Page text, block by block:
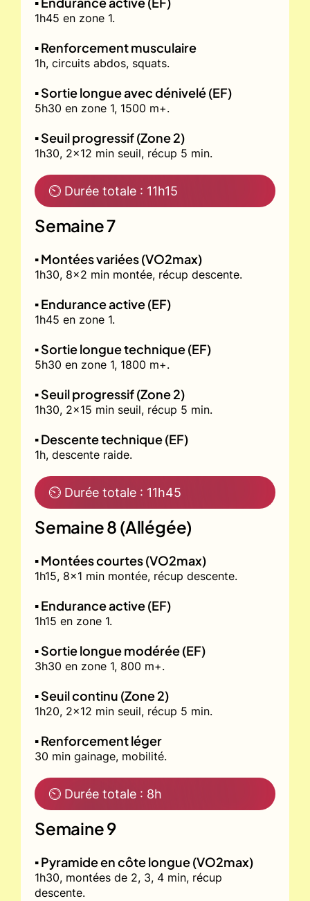
1h45 en zone 1.
▪️ Renforcement musculaire
1h, circuits abdos, squats.
▪️ Sortie longue avec dénivelé (EF)
5h30 en zone 1, 1500 m+.
▪️ Seuil progressif (Zone 2)
1h30, 2x12 min seuil, récup 5 min.
⏲ Durée totale : 11h15
Semaine 7
▪️ Montées variées (VO2max)
1h30, 8x2 min montée, récup descente.
▪️ Endurance active (EF)
1h45 en zone 1.
▪️ Sortie longue technique (EF)
5h30 en zone 1, 1800 m+.
▪️ Seuil progressif (Zone 2)
1h30, 2x15 min seuil, récup 5 min.
▪️ Descente technique (EF)
1h, descente raide.
⏲ Durée totale : 11h45
Semaine 8 (Allégée)
▪️ Montées courtes (VO2max)
1h15, 8x1 min montée, récup descente.
▪️ Endurance active (EF)
1h15 en zone 1.
▪️ Sortie longue modérée (EF)
3h30 en zone 1, 800 m+.
▪️ Seuil continu (Zone 2)
1h20, 2x12 min seuil, récup 5 min.
▪️ Renforcement léger
30 min gainage, mobilité.
⏲ Durée totale : 8h
Semaine 9
▪️ Pyramide en côte longue (VO2max)
1h30, montées de 2, 3, 4 min, récup
descente.